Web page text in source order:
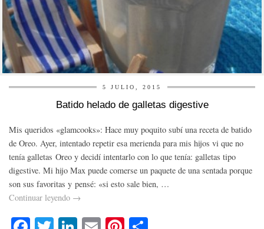
5 JULIO, 2015
Batido helado de galletas digestive
Mis queridos «glamcooks»: Hace muy poquito subí una receta de batido
de Oreo. Ayer, intentado repetir esa merienda para mis hijos vi que no
tenía galletas Oreo y decidí intentarlo con lo que tenía: galletas tipo
digestive. Mi hijo Max puede comerse un paquete de una sentada porque
son sus favoritas y pensé: «si esto sale bien, …
Continuar leyendo →